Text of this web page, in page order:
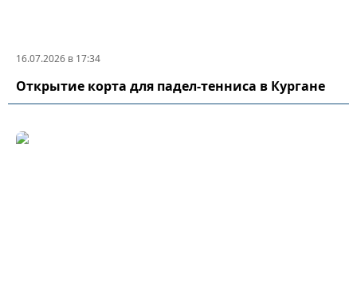
16.07.2026 в 17:34
Открытие корта для падел-тенниса в Кургане